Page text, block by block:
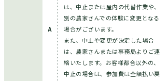
は、中止または屋内の代替作業や、
別の農家さんでの体験に変更となる
場合がございます。
また、中止や変更が決定した場合
は、農家さんまたは事務局よりご連
絡いたします。お客様都合以外の、
中止の場合は、参加費は全額払い戻